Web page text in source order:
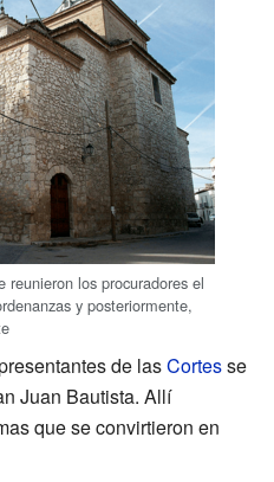
reunieron los procuradores el
y posteriormente,
de lasCortesse
Juan Bautista. Allí
que se convirtieron en